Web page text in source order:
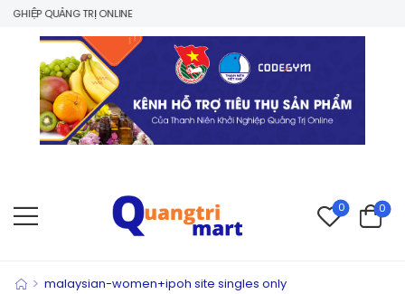
QUẢNG TRỊ ONLINE
0 0
> malaysian-women+ipoh site singles only